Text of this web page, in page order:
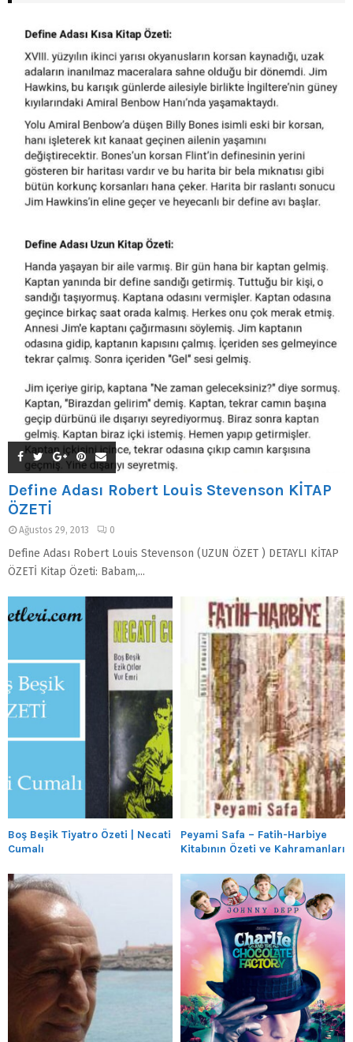
Define Adası Robert Louis Stevenson KİTAP
ÖZETİ
Ağustos 29, 2013 0
Define Adası Robert Louis Stevenson (UZUN ÖZET ) DETAYLI KİTAP
ÖZETİ Kitap Özeti: Babam,...
Boş Beşik Tiyatro Özeti | Necati
Cumalı
Peyami Safa – Fatih-Harbiye
Kitabının Özeti ve Kahramanları